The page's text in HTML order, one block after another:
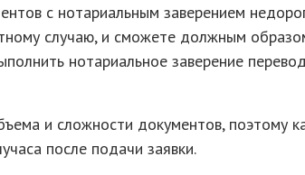
с нотариальным заверением
случаю, и сможете должным
нотариальное заверение
и сложности документов, поэтому
после подачи заявки.